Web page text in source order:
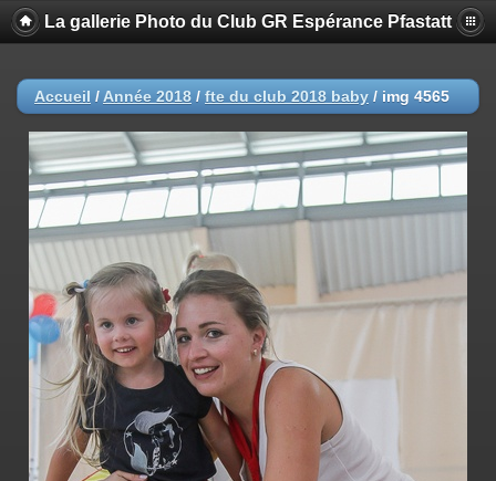
La gallerie Photo du Club GR Espérance Pfastatt
Accueil / Année 2018 / fte du club 2018 baby / img 4565